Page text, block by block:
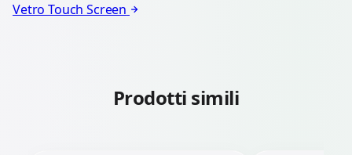
Vetro Touch Screen
Prodotti simili